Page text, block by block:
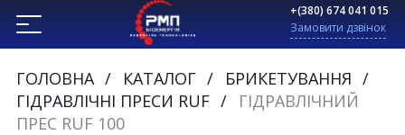
+(380) 674 041 015
Замовити дзвінок
ГОЛОВНА КАТАЛОГ
БРИКЕТУВАННЯ
ГІДРАВЛІЧНІ ПРЕСИ RUF
ГІДРАВЛІЧНИЙ
ПРЕС RUF 100